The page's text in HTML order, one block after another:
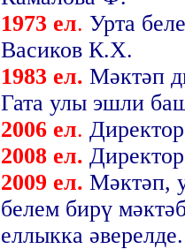
1973 ел. Урта
Васиков К.Х.
1983 ел. Мәктәп
Гата улы эшли
2006 ел.
2008 ел.
2009 ел. Мәктәп,
белем бирү
еллыкка әверелде.